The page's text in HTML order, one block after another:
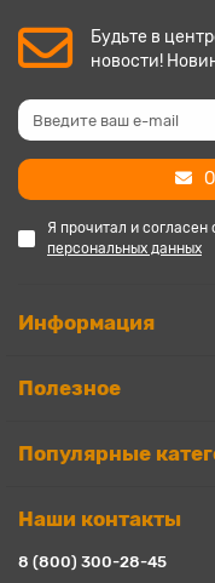
Будьте в
новости!
Я прочитал и согласен
персональных данных
Информация
Полезное
Популярные
Наши контакты
8 (800) 300-28-45